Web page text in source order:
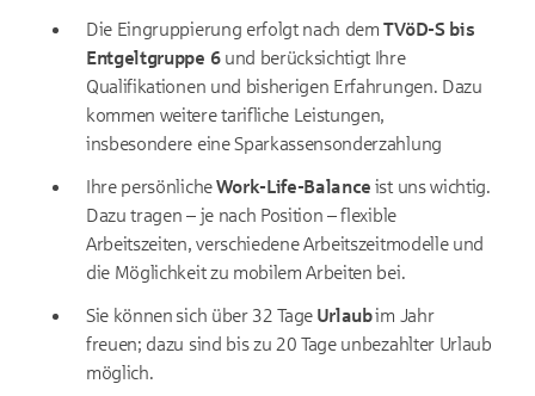
Die Eingruppierung erfolgt nach demTVöD-S bis
Entgeltgruppe 6 und berücksichtigt Ihre
Qualifikationen und bisherigen Erfahrungen. Dazu
kommen weitere tarifliche Leistungen,
insbesondere eine Sparkassensonderzahlung
Ihre persönlicheWork-Life-Balance ist uns wichtig.
Dazu tragen – je nach Position – flexible
Arbeitszeiten, verschiedene Arbeitszeitmodelle und
die Möglichkeit zu mobilem Arbeiten bei.
Sie können sich über 32 Tage Urlaubim Jahr
freuen; dazu sind bis zu 20 Tage unbezahlter Urlaub
möglich.